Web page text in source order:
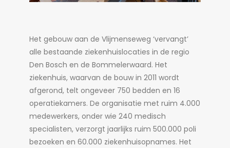
Het gebouw aan de Vlijmenseweg ‘vervangt’
alle bestaande ziekenhuislocaties in de regio
Den Bosch en de Bommelerwaard. Het
ziekenhuis, waarvan de bouw in 2011 wordt
afgerond, telt ongeveer 750 bedden en 16
operatiekamers. De organisatie met ruim 4.000
medewerkers, onder wie 240 medisch
specialisten, verzorgt jaarlijks ruim 500.000 poli
bezoeken en 60.000 ziekenhuisopnames. Het